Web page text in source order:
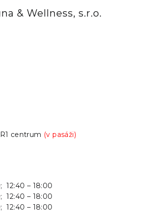
& Wellness, s.r.o.
centrum (v pasáži)
12:40 – 18:00
12:40 – 18:00
12:40 – 18:00